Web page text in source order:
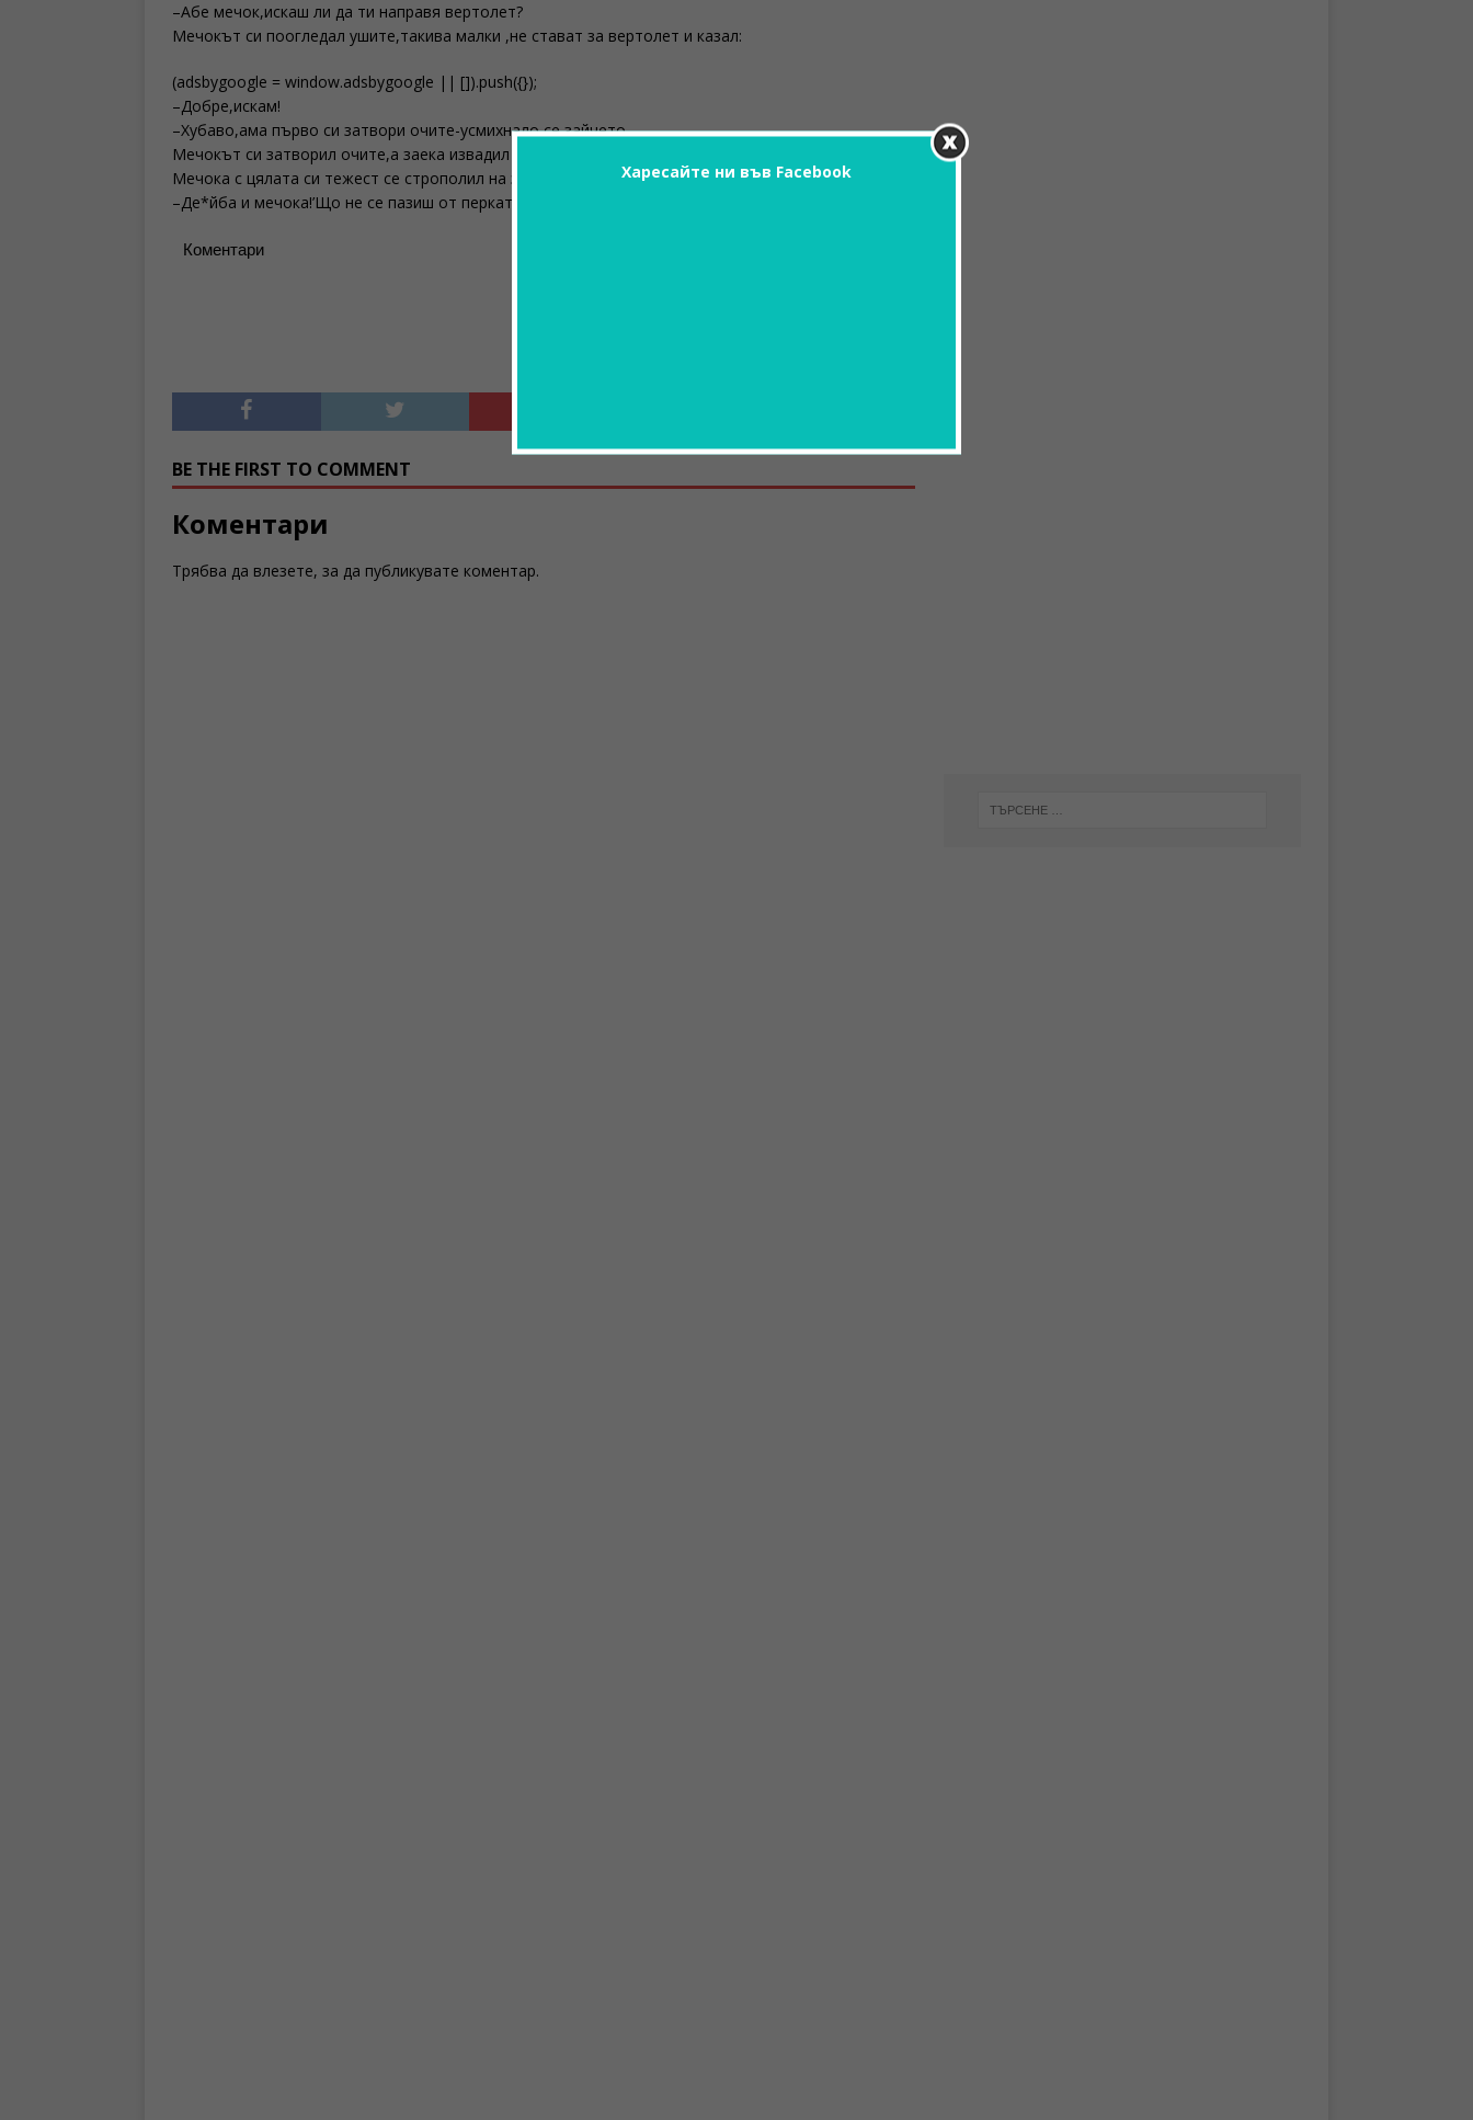
–Абе мечок,искаш ли да ти направя вертолет?
Мечокът си поогледал ушите,такива малки ,не стават за вертолет и казал:
(adsbygoogle = window.adsbygoogle || []).push({});
–Добре,искам!
–Хубаво,ама първо си затвори очите-усмихнало се зайчето.
Мечокът си затворил очите,а заека извадил една лопата и с все сила ударил мечока по главата.
Мечока с цялата си тежест се строполил на земята,а заека казал:
–Де*йба и мечока!’Що не се пазиш от перката,бе…
Коментари
BE THE FIRST TO COMMENT
Коментари
Трябва да влезете, за да публикувате коментар.
Харесайте ни във Facebook